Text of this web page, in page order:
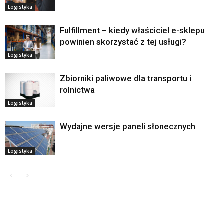
Logistyka
Logistyka
Fulfillment – kiedy właściciel e-sklepu
powinien skorzystać z tej usługi?
Logistyka
Zbiorniki paliwowe dla transportu i
rolnictwa
Logistyka
Wydajne wersje paneli słonecznych